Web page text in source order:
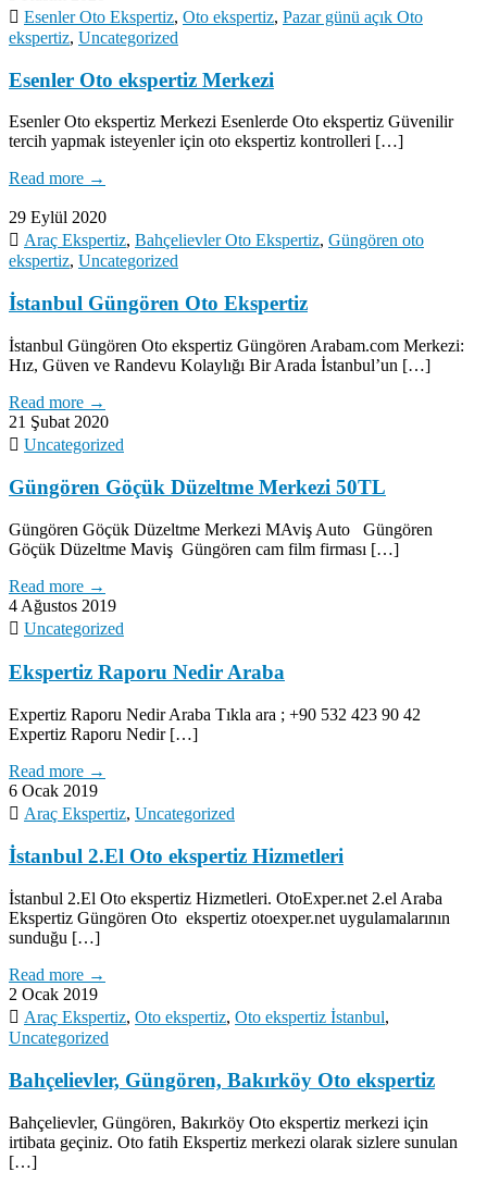
Esenler Oto Ekspertiz, Oto ekspertiz, Pazar günü açık Oto
ekspertiz, Uncategorized
Esenler Oto ekspertiz Merkezi
Esenler Oto ekspertiz Merkezi Esenlerde Oto ekspertiz Güvenilir
tercih yapmak isteyenler için oto ekspertiz kontrolleri […]
Read more →
29 Eylül 2020
Araç Ekspertiz, Bahçelievler Oto Ekspertiz, Güngören oto
ekspertiz, Uncategorized
İstanbul Güngören Oto Ekspertiz
İstanbul Güngören Oto ekspertiz Güngören Arabam.com Merkezi:
Hız, Güven ve Randevu Kolaylığı Bir Arada İstanbul’un […]
Read more →
21 Şubat 2020
Uncategorized
Güngören Göçük Düzeltme Merkezi 50TL
Güngören Göçük Düzeltme Merkezi MAviş Auto Güngören
Göçük Düzeltme Maviş Güngören cam film firması […]
Read more →
4 Ağustos 2019
Uncategorized
Ekspertiz Raporu Nedir Araba
Expertiz Raporu Nedir Araba Tıkla ara ; +90 532 423 90 42
Expertiz Raporu Nedir […]
Read more →
6 Ocak 2019
Araç Ekspertiz, Uncategorized
İstanbul 2.El Oto ekspertiz Hizmetleri
İstanbul 2.El Oto ekspertiz Hizmetleri. OtoExper.net 2.el Araba
Ekspertiz Güngören Oto ekspertiz otoexper.net uygulamalarının
sunduğu […]
Read more →
2 Ocak 2019
Araç Ekspertiz, Oto ekspertiz, Oto ekspertiz İstanbul,
Uncategorized
Bahçelievler, Güngören, Bakırköy Oto ekspertiz
Bahçelievler, Güngören, Bakırköy Oto ekspertiz merkezi için
irtibata geçiniz. Oto fatih Ekspertiz merkezi olarak sizlere sunulan
[…]